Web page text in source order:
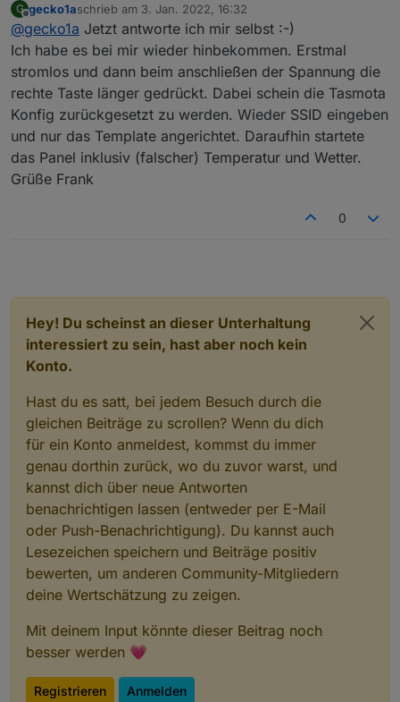
"autoexec.be" müssten stimmen und das Template
habe ich von Blakadder übernommen.
Kann mir jemand weiterhelfen?
und ich bekomme Wetter/ Uhrzeit und auch Widgets
angezeigt, bei meinem Zweiten nicht. ich meine alles
gleich gemacht zu haben ...
Hat jemand die original Firmware noch? Ich habe
diese leider nicht gesichert und wollte nochmal an
den Anfang zurück.
Oder konntest Du das Problem lösen.
Gruß Frank
G
Offline
gecko1aschrieb am 3. Jan. 2022, 16:32
zuletzt editiert von
@gecko1a Jetzt antworte ich mir selbst :-)
Ich habe es bei mir wieder hinbekommen. Erstmal
stromlos und dann beim anschließen der Spannung die
rechte Taste länger gedrückt. Dabei schein die Tasmota
Konfig zurückgesetzt zu werden. Wieder SSID eingeben
und nur das Template angerichtet. Daraufhin startete
das Panel inklusiv (falscher) Temperatur und Wetter.
Grüße Frank
0
Hey! Du scheinst an dieser Unterhaltung
interessiert zu sein, hast aber noch kein
Konto.
Hast du es satt, bei jedem Besuch durch die
gleichen Beiträge zu scrollen? Wenn du dich
für ein Konto anmeldest, kommst du immer
genau dorthin zurück, wo du zuvor warst, und
kannst dich über neue Antworten
benachrichtigen lassen (entweder per E-Mail
oder Push-Benachrichtigung). Du kannst auch
Lesezeichen speichern und Beiträge positiv
bewerten, um anderen Community-Mitgliedern
deine Wertschätzung zu zeigen.
Mit deinem Input könnte dieser Beitrag noch
besser werden 💗
Registrieren Anmelden